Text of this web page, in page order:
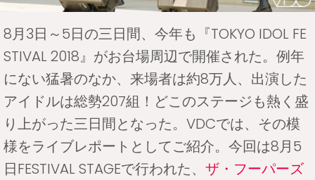
8月3日～5日の三日間、今年も『TOKYO IDOL FE
STIVAL 2018』がお台場周辺で開催された。例年
にない猛暑のなか、来場者は約8万人、出演した
アイドルは総勢207組！どこのステージも熱く盛
り上がった三日間となった。VDCでは、その模
様をライブレポートとしてご紹介。今回は8月5
日FESTIVAL STAGEで行われた、 ザ・フーパーズ